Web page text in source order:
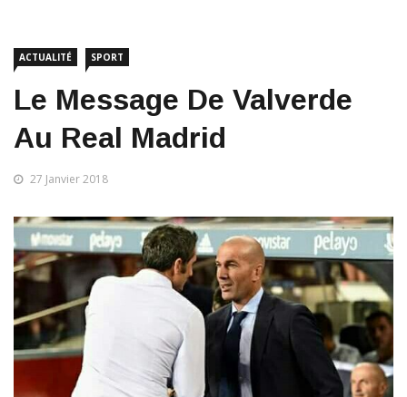
ACTUALITÉ SPORT
​Le Message De Valverde
Au Real Madrid
27 Janvier 2018